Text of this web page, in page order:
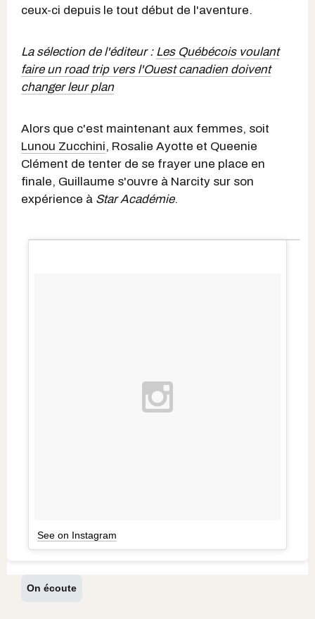
ceux-ci depuis le tout début de l'aventure.
La sélection de l'éditeur : Les Québécois voulant
faire un road trip vers l'Ouest canadien doivent
changer leur plan
Alors que c'est maintenant aux femmes, soit
Lunou Zucchini, Rosalie Ayotte et Queenie
Clément de tenter de se frayer une place en
finale, Guillaume s'ouvre à Narcity sur son
expérience à Star Académie.
See on Instagram
On écoute